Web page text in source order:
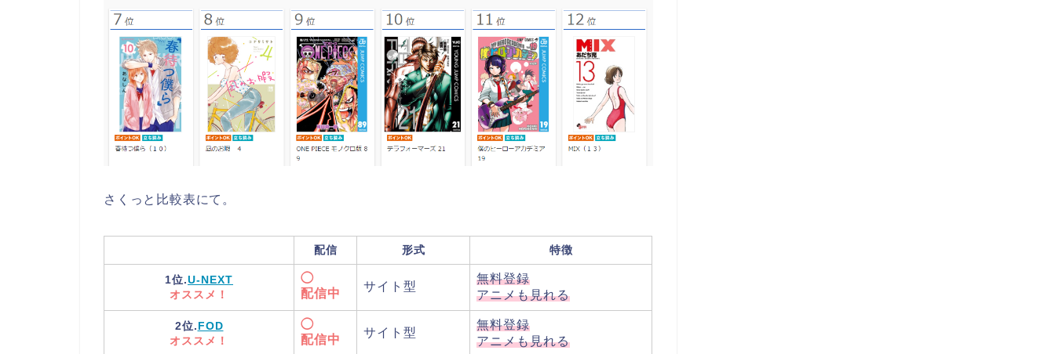
さくっと比較表にて。
配信 形式 特徴
1位.U-NEXT
オススメ！
◯
配信中
サイト型
無料登録
アニメも見れる
2位.FOD
オススメ！
◯
配信中
サイト型
無料登録
アニメも見れる